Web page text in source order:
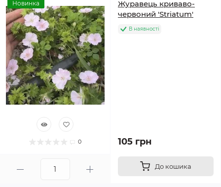
Новинка
0
Журавець криваво-
червоний 'Striatum'
В наявності
105 грн
До кошика